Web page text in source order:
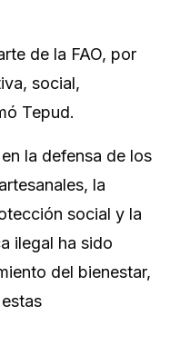
de la FAO, por
social,
Tepud.
la defensa de los
la
social y la
ilegal ha sido
del bienestar,